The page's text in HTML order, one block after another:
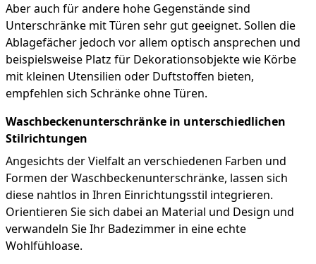
Aber auch für andere hohe Gegenstände sind
Unterschränke mit Türen sehr gut geeignet. Sollen die
Ablagefächer jedoch vor allem optisch ansprechen und
beispielsweise Platz für Dekorationsobjekte wie Körbe
mit kleinen Utensilien oder Duftstoffen bieten,
empfehlen sich Schränke ohne Türen.
Waschbeckenunterschränke in unterschiedlichen
Stilrichtungen
Angesichts der Vielfalt an verschiedenen Farben und
Formen der Waschbeckenunterschränke, lassen sich
diese nahtlos in Ihren Einrichtungsstil integrieren.
Orientieren Sie sich dabei an Material und Design und
verwandeln Sie Ihr Badezimmer in eine echte
Wohlfühloase.